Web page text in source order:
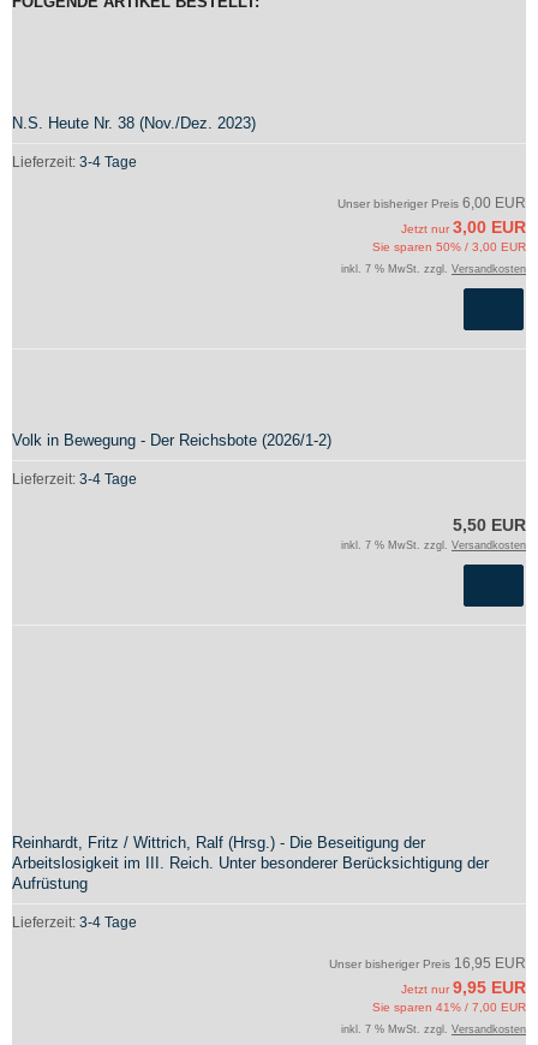
N.S. Heute Nr. 38 (Nov./Dez. 2023)
Lieferzeit: 3-4 Tage
Unser bisheriger Preis 6,00 EUR
Jetzt nur 3,00 EUR
Sie sparen 50% / 3,00 EUR
inkl. 7 % MwSt. zzgl. Versandkosten
Volk in Bewegung - Der Reichsbote (2026/1-2)
Lieferzeit: 3-4 Tage
5,50 EUR
inkl. 7 % MwSt. zzgl. Versandkosten
Reinhardt, Fritz / Wittrich, Ralf (Hrsg.) - Die Beseitigung der
Arbeitslosigkeit im III. Reich. Unter besonderer Berücksichtigung der
Aufrüstung
Lieferzeit: 3-4 Tage
Unser bisheriger Preis 16,95 EUR
Jetzt nur 9,95 EUR
Sie sparen 41% / 7,00 EUR
inkl. 7 % MwSt. zzgl. Versandkosten